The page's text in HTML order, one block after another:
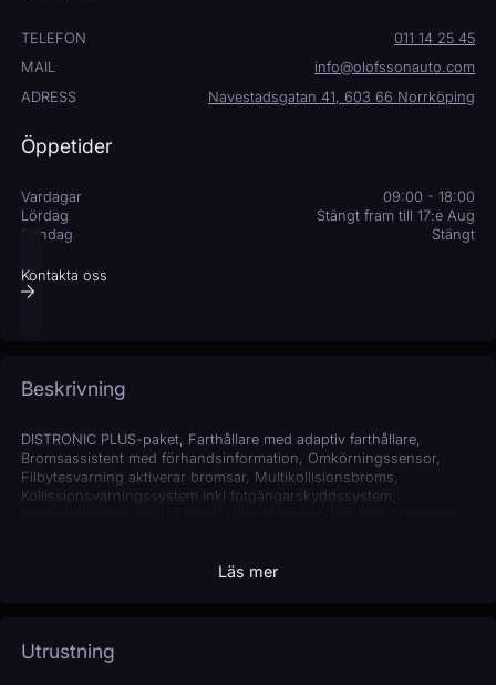
TELEFON
011 14 25 45
MAIL
info@olofssonauto.com
ADRESS
Navestadsgatan 41, 603 66 Norrköping
Öppetider
Vardagar
09:00 - 18:00
Lördag
Stängt fram till 17:e Aug
Söndag
Stängt
Kontakta oss
Beskrivning
DISTRONIC PLUS-paket, Farthållare med adaptiv farthållare,
Bromsassistent med förhandsinformation, Omkörningssensor,
Filbytesvarning aktiverar bromsar, Multikollisionsbroms,
Kollissionsvarningssystem inkl fotgängarskyddssystem,
förarsidan automatiskt avbländande, ytterbackspeglar på
stråklastare helljus, Variable ljusfördelning för landsväg och
motorväg, Kurvljus, Aktiv Parkeringsassistent med PARKTRONIC,
Läs mer
Utrustning